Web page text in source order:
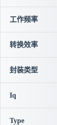
工作频率
转换效率
封装类型
Iq
Type